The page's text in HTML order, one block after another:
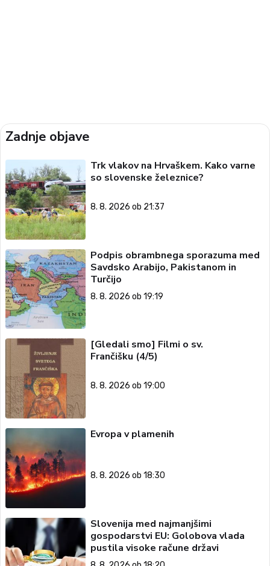
Zadnje objave
Trk vlakov na Hrvaškem. Kako varne
so slovenske železnice?
8. 8. 2026 ob 21:37
Podpis obrambnega sporazuma med
Savdsko Arabijo, Pakistanom in
Turčijo
8. 8. 2026 ob 19:19
[Gledali smo] Filmi o sv.
Frančišku (4/5)
8. 8. 2026 ob 19:00
Evropa v plamenih
8. 8. 2026 ob 18:30
Slovenija med najmanjšimi
gospodarstvi EU: Golobova vlada
pustila visoke račune državi